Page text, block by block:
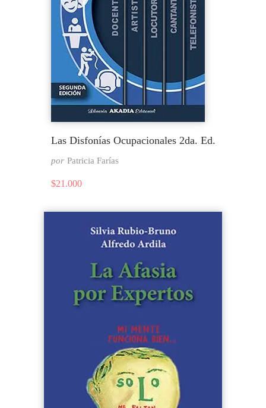
Las Disfonías Ocupacionales 2da. Ed.
por Patricia Farías
$21.000